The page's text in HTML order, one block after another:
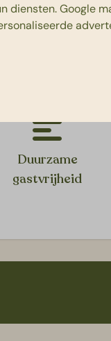
Duurzame
gastvrijheid
diensten.Google